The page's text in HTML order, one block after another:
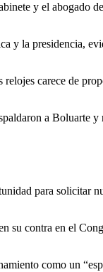
y el abogado
y la presidencia,
carece de
a Boluarte
para solicitar
su contra en el
como un